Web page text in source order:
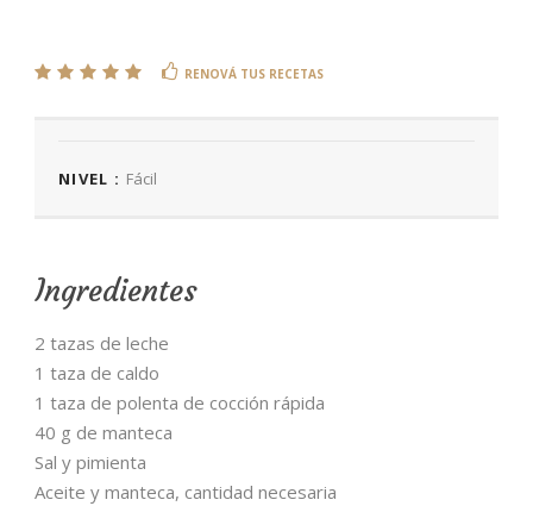
English
RENOVÁ TUS RECETAS
NIVEL : Fácil
Ingredientes
2 tazas de leche
1 taza de caldo
1 taza de polenta de cocción rápida
40 g de manteca
Sal y pimienta
Aceite y manteca, cantidad necesaria